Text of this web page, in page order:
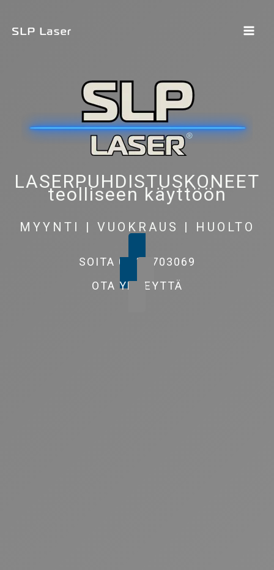
LASERPUHDISTUSKONEET
teolliseen käyttöön
MYYNTI | VUOKRAUS | HUOLTO
SOITA 044 9703069
OTA YHTEYTTÄ